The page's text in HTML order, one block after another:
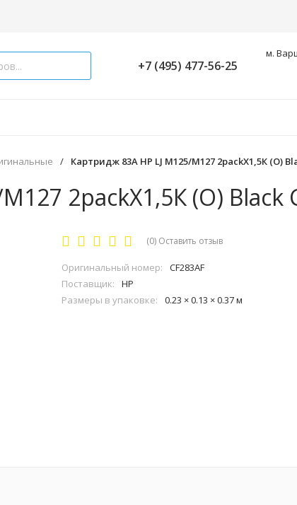
+7 (495) 477-56-25
м.
/ Картридж 83A HP LJ M125/M127 2packХ1,5К (О)
2packХ1,5К (О) Black
(0) Оставить отзыв
Оригинальный номер:
CF283AF
Поставщик:
HP
Размеры в упаковке:
0.23 × 0.13 × 0.37 м